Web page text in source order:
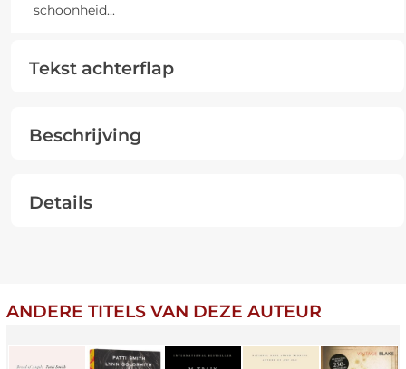
schoonheid...
Tekst achterflap
Beschrijving
Details
ANDERE TITELS VAN DEZE AUTEUR